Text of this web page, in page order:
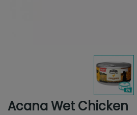
Acana Wet Chicken